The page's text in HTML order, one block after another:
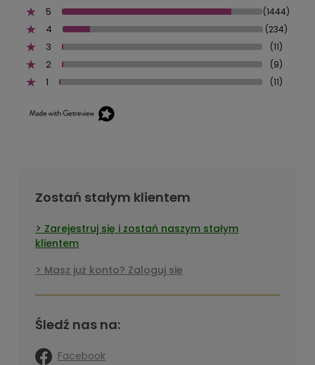
5
(1444)
4 (234)
3 (11)
2 (9)
1 (11)
Zostań stałym klientem
Zarejestruj się i zostań naszym stałym
klientem
Masz już konto? Zaloguj się
Śledź nas na:
Facebook